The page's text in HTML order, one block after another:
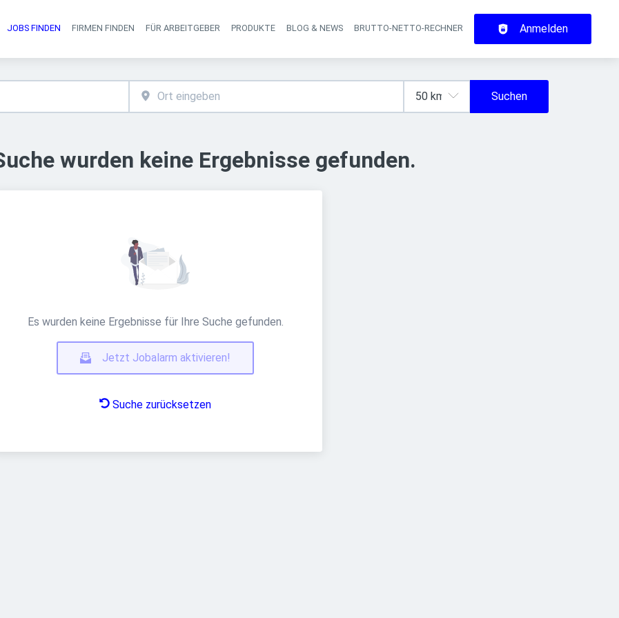
Haupt-Navigation
JOBS FINDEN FIRMEN FINDEN FÜR ARBEITGEBER PRODUKTE BLOG & NEWS BRUTTO-NETTO-RECHNER Anmelden
Suchen
wurden keine Ergebnisse gefunden.
Es wurden keine Ergebnisse für Ihre Suche gefunden.
Jetzt Jobalarm aktivieren!
Suche zurücksetzen